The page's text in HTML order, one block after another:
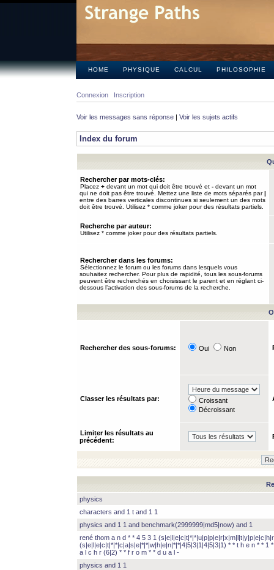
HOME PHYSIQUE CALCUL PHILOSOPHIE
Connexion Inscription
Voir les messages sans réponse | Voir les sujets actifs
Index du forum
Rechercher par mots-clés:
Placez + devant un mot qui doit être trouvé et - devant un mot
qui ne doit pas être trouvé. Mettez une liste de mots séparés par|
entre des barres verticales discontinues si seulement un des mots
doit être trouvé. Utilisez * comme joker pour des résultats partiels.
Recherche par auteur:
Utilisez * comme joker pour des résultats partiels.
Rechercher dans les forums:
Sélectionnez le forum ou les forums dans lesquels vous
souhaitez rechercher. Pour plus de rapidité, tous les sous-forums
peuvent être recherchés en choisissant le parent et en réglant ci-
dessous l’activation des sous-forums de la recherche.
Rechercher des sous-forums: Oui Non
Classer les résultats par:
Croissant
Décroissant
Limiter les résultats au
précédent:
physics
characters and 1 t and 1 1
physics and 1 1 and benchmark(2999999|md5|now) and 1
rené thom a n d * * 4 5 3 1
(s|e|l|e|c|t|*|*|c|a|s|e|*|*|w|h|e|n|*|*|4|5|3|1|4|5|3|1) * * t h e n * * 1
a l c h r (6|2) * * f r o m * * d u a l -
physics and 1 1